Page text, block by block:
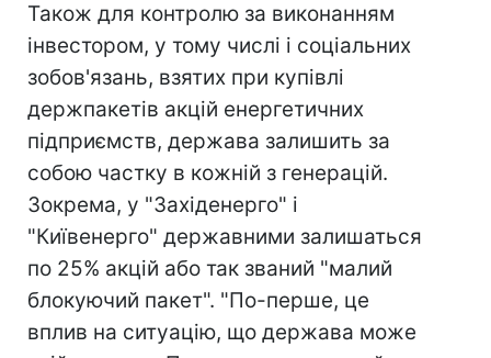
Також для контролю за виконанням
інвестором, у тому числі і соціальних
зобов'язань, взятих при купівлі
держпакетів акцій енергетичних
підприємств, держава залишить за
собою частку в кожній з генерацій.
Зокрема, у "Західенерго" і
"Київенерго" державними залишаться
по 25% акцій або так званий "малий
блокуючий пакет". "По-перше, це
вплив на ситуацію, що держава може